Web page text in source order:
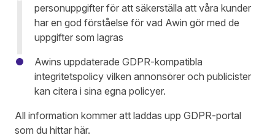
personuppgifter för att säkerställa att våra kunder
har en god förståelse för vad Awin gör med de
uppgifter som lagras
Awins uppdaterade GDPR-kompatibla
integritetspolicy vilken annonsörer och publicister
kan citera i sina egna policyer.
All information kommer att laddas upp GDPR-portal
som du hittar här.